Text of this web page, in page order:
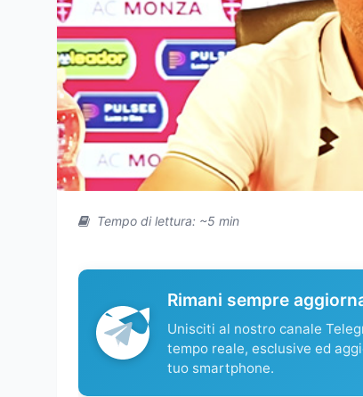
Tempo di lettura: ~5 min
Rimani sempre
Unisciti al nostro canale
tempo reale, esclusive ed
tuo smartphone.